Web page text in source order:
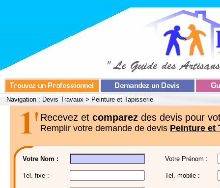
Navigation : Devis Travaux > Peinture et Tapisserie
Recevez et comparez des devis pour
Remplir votre demande de devis Peinture et
Votre Nom : Votre Prénom :
Tel. fixe : Tel. mobile :